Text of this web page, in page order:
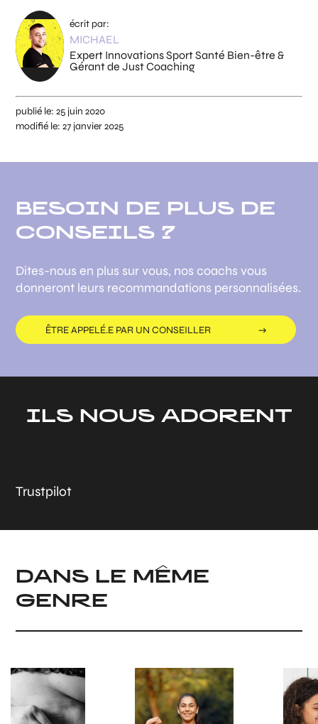
écrit par:
MICHAEL
Expert Innovations Sport Santé Bien-être &
Gérant de Just Coaching
publié le:25 juin 2020
modifié le:27 janvier 2025
BESOIN DE PLUS DE
CONSEILS ?
Dites-nous en plus sur vous, nos coachs vous
donneront leurs recommandations personnalisées.
ÊTRE APPELÉ.E PAR UN CONSEILLER
ILS NOUS ADORENT
Trustpilot
DANS LE MÊME
GENRE